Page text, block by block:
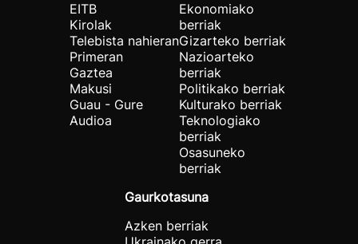
EITB
Kirolak
Telebista nahieran
Primeran
Gaztea
Makusi
Guau - Gure
Audioa
Ekonomiako
berriak
Gizarteko berriak
Nazioarteko
berriak
Politikako berriak
Kulturako berriak
Teknologiako
berriak
Osasuneko
berriak
Gaurkotasuna
Azken berriak